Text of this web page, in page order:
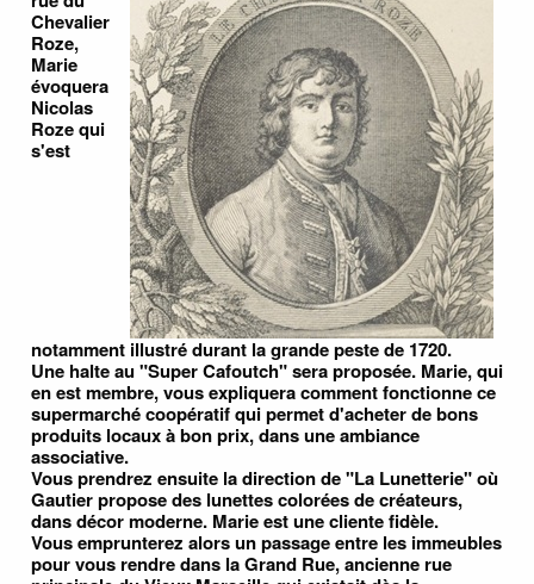
Chevalier
Roze,
Marie
évoquera
Nicolas
Roze qui
s'est
notamment illustré durant la grande peste de 1720.
Une halte au "Super Cafoutch" sera proposée. Marie, qui
en est membre, vous expliquera comment fonctionne ce
supermarché coopératif qui permet d'acheter de bons
produits locaux à bon prix, dans une ambiance
associative.
Vous prendrez ensuite la direction de "La Lunetterie" où
Gautier propose des lunettes colorées de créateurs,
dans décor moderne. Marie est une cliente fidèle.
Vous emprunterez alors un passage entre les immeubles
pour vous rendre dans la Grand Rue, ancienne rue